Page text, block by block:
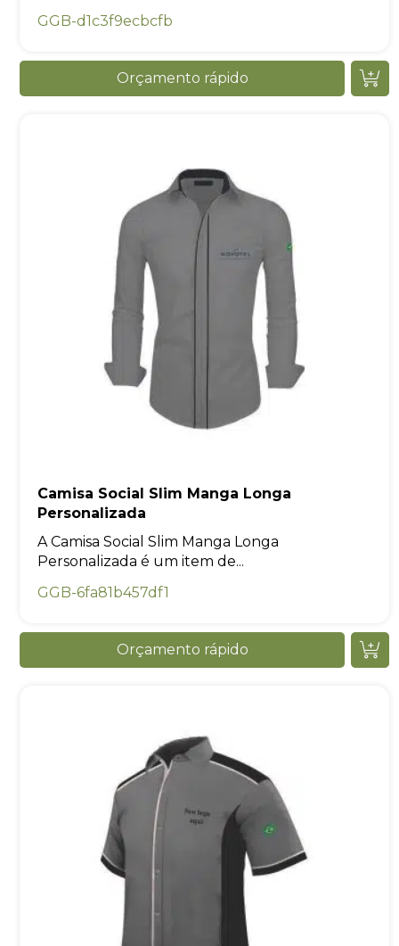
GGB-d1c3f9ecbcfb
Orçamento rápido
Camisa Social Slim Manga Longa
Personalizada
A Camisa Social Slim Manga Longa
Personalizada é um item de...
GGB-6fa81b457df1
Orçamento rápido